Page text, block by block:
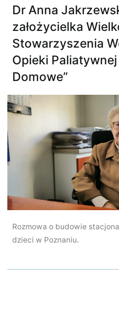
Dr Anna
założycielka
Stowarzyszenia
Opieki
Domowe”
Rozmowa o budowie
dzieci w Poznaniu.